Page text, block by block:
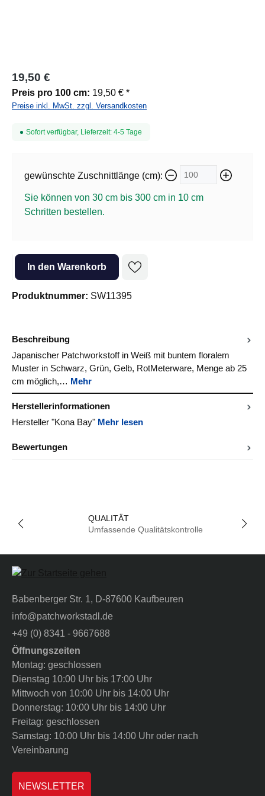
19,50 €
Preis pro 100 cm: 19,50 € *
Preise inkl. MwSt. zzgl. Versandkosten
Sofort verfügbar, Lieferzeit: 4-5 Tage
gewünschte Zuschnittlänge (cm):
Sie können von 30 cm bis 300 cm in 10 cm
Schritten bestellen.
Produkt Anzahl: Gib den gewünschten Wert ein oder benutze die
In den Warenkorb
Produktnummer: SW11395
Beschreibung
Japanischer Patchworkstoff in Weiß mit buntem floralem
Muster in Schwarz, Grün, Gelb, RotMeterware, Menge ab 25
cm möglich,… Mehr
Herstellerinformationen
Hersteller "Kona Bay" Mehr lesen
Bewertungen
QUALITÄT
Umfassende Qualitätskontrolle
Babenberger Str. 1, D-87600 Kaufbeuren
info@patchworkstadl.de
+49 (0) 8341 - 9667688
Öffnungszeiten
Montag: geschlossen
Dienstag 10:00 Uhr bis 17:00 Uhr
Mittwoch von 10:00 Uhr bis 14:00 Uhr
Donnerstag: 10:00 Uhr bis 14:00 Uhr
Freitag: geschlossen
Samstag: 10:00 Uhr bis 14:00 Uhr oder nach
Vereinbarung
NEWSLETTER